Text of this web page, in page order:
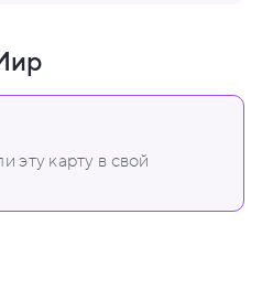
эту карту в свой